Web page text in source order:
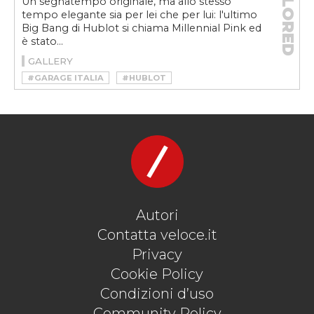
tempo elegante sia per lei che per lui: l'ultimo
Big Bang di Hublot si chiama Millennial Pink ed
è stato...
GALLERY
#GARAGE ITALIA
#HUBLOT
#HUBLOT BIG BANG
#OROLOGIO
Autori
Contatta veloce.it
Privacy
Cookie Policy
Condizioni d’uso